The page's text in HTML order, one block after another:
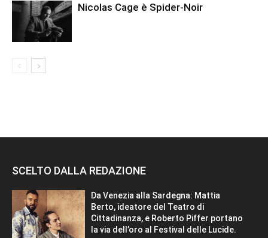
Nicolas Cage è Spider-Noir
SCELTO DALLA REDAZIONE
Da Venezia alla Sardegna: Mattia
Berto, ideatore del Teatro di
Cittadinanza, e Roberto Piffer portano
la via dell’oro al Festival delle Lucide.